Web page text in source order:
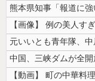
元いいとも青年隊、
中国、三峡ダムが全
【動画】 町の中華料